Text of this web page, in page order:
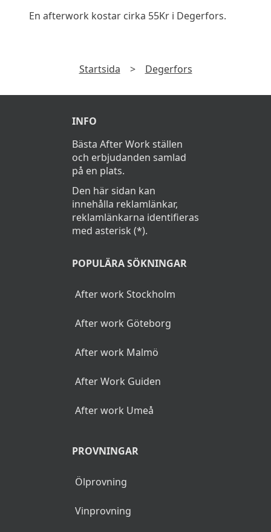
En afterwork kostar cirka 55Kr i Degerfors.
Startsida > Degerfors
INFO
Bästa After Work ställen
och erbjudanden samlad
på en plats.
Den här sidan kan
innehålla reklamlänkar,
reklamlänkarna identifieras
med asterisk (*).
POPULÄRA SÖKNINGAR
After work Stockholm
After work Göteborg
After work Malmö
After Work Guiden
After work Umeå
PROVNINGAR
Ölprovning
Vinprovning